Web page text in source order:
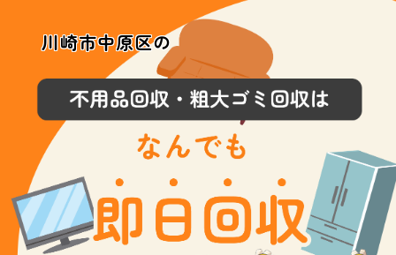
川崎市中原区の